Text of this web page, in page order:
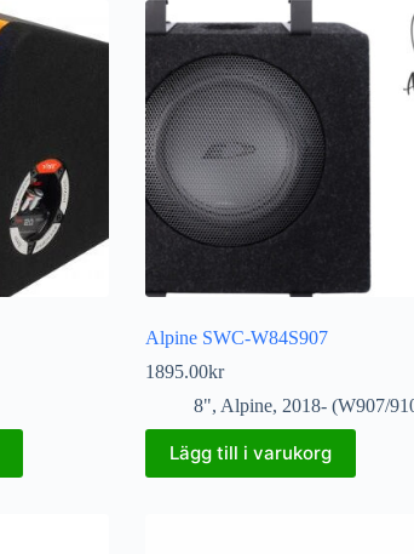
Alpine SWC-W84S907
1895.00kr
8", Alpine, 2018- (W907/
Lägg till i varukorg